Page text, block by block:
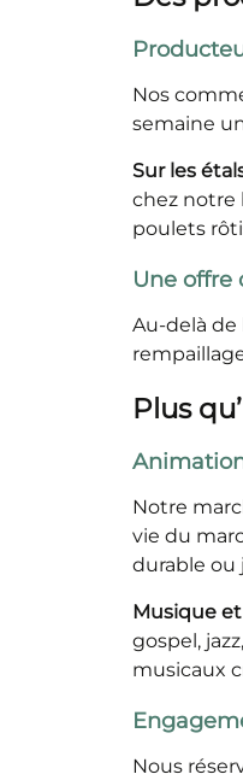
Nos
semaine
Sur les
chez notre
poulets
Une offre
Au-delà de
Plus
Notre
vie du
durable ou
Musique
gospel,
musicaux
Nous